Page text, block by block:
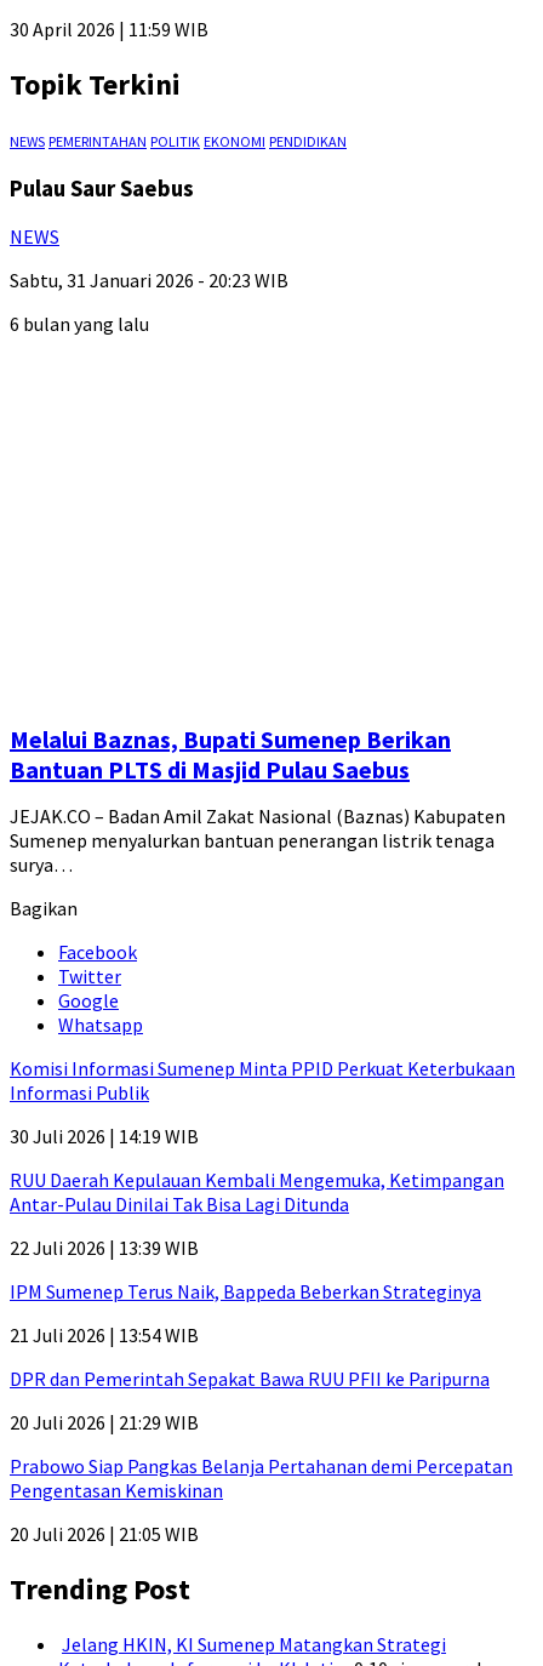
30 April 2026 | 11:59 WIB
Topik Terkini
NEWS PEMERINTAHAN POLITIK EKONOMI PENDIDIKAN
Pulau Saur Saebus
NEWS
Sabtu, 31 Januari 2026 - 20:23 WIB
6 bulan yang lalu
Melalui Baznas, Bupati Sumenep Berikan
Bantuan PLTS di Masjid Pulau Saebus
JEJAK.CO – Badan Amil Zakat Nasional (Baznas) Kabupaten
Sumenep menyalurkan bantuan penerangan listrik tenaga
surya…
Bagikan
Facebook
Twitter
Google
Whatsapp
Komisi Informasi Sumenep Minta PPID Perkuat Keterbukaan
Informasi Publik
30 Juli 2026 | 14:19 WIB
RUU Daerah Kepulauan Kembali Mengemuka, Ketimpangan
Antar-Pulau Dinilai Tak Bisa Lagi Ditunda
22 Juli 2026 | 13:39 WIB
IPM Sumenep Terus Naik, Bappeda Beberkan Strateginya
21 Juli 2026 | 13:54 WIB
DPR dan Pemerintah Sepakat Bawa RUU PFII ke Paripurna
20 Juli 2026 | 21:29 WIB
Prabowo Siap Pangkas Belanja Pertahanan demi Percepatan
Pengentasan Kemiskinan
20 Juli 2026 | 21:05 WIB
Trending Post
Jelang HKIN, KI Sumenep Matangkan Strategi